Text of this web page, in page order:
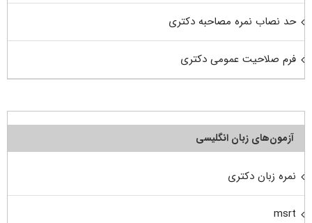
حد نصاب نمره مصاحبه دکتری
فرم صلاحیت عمومی دکتری
آزمون‌های زبان انگلیسی
نمره زبان دکتری
msrt